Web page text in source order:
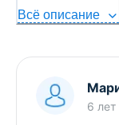
ый этаж
конструкции (
ЖИЛОЙ Р-Н
Всё описание
6 лет